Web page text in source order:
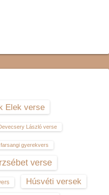
Elek verse
László verse
farsangi gyerekvers
verse
Húsvéti versek